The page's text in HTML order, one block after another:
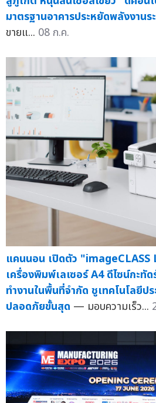
มาตรฐานอาคารประหยัดพลังงานร
ขายแ... 08 ก.ค.
แคนนอน เปิดตัว
เครื่องพิมพ์เลเซอร์ A4 ดีไซน์กะทั
ทำงานในพื้นที่จำกัด ชูเทคโนโลยีป
ปลอดภัยขั้นสุด — มอบความเร็ว...